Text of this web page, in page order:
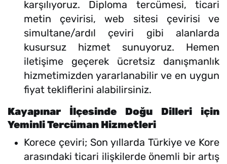
karşılıyoruz. Diploma tercümesi, ticari
metin çevirisi, web sitesi çevirisi ve
simultane/ardıl çeviri gibi alanlarda
kusursuz hizmet sunuyoruz. Hemen
iletişime geçerek ücretsiz danışmanlık
hizmetimizden yararlanabilir ve en uygun
fiyat tekliflerini alabilirsiniz.
Kayapınar İlçesinde Doğu Dilleri için
Yeminli Tercüman Hizmetleri
Korece çeviri; Son yıllarda Türkiye ve Kore
arasındaki ticari ilişkilerde önemli bir artış